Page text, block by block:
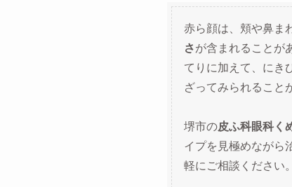
赤ら顔は、頬や鼻ま
さが含まれることが
てりに加えて、にき
ざってみられること
堺市の皮ふ科眼科く
イプを見極めながら
軽にご相談ください。